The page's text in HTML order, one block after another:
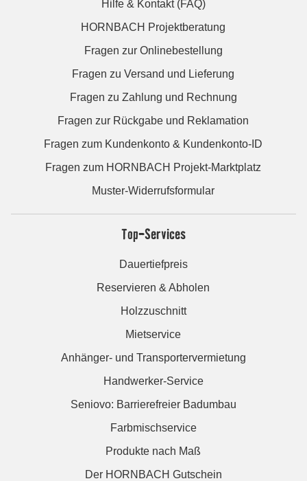
Hilfe & Kontakt (FAQ)
HORNBACH Projektberatung
Fragen zur Onlinebestellung
Fragen zu Versand und Lieferung
Fragen zu Zahlung und Rechnung
Fragen zur Rückgabe und Reklamation
Fragen zum Kundenkonto & Kundenkonto-ID
Fragen zum HORNBACH Projekt-Marktplatz
Muster-Widerrufsformular
Top-Services
Dauertiefpreis
Reservieren & Abholen
Holzzuschnitt
Mietservice
Anhänger- und Transportervermietung
Handwerker-Service
Seniovo: Barrierefreier Badumbau
Farbmischservice
Produkte nach Maß
Der HORNBACH Gutschein